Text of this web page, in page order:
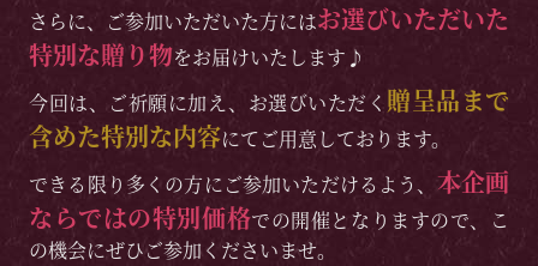
さらに、ご参加いただいた方にはお選びいただいた
特別な贈り物をお届けいたします♪
今回は、ご祈願に加え、お選びいただく 贈呈品まで
含めた特別な内容にてご用意しております。
できる限り多くの方にご参加いただけるよう、 本企画
ならではの特別価格での開催となりますので、こ
の機会にぜひご参加くださいませ。